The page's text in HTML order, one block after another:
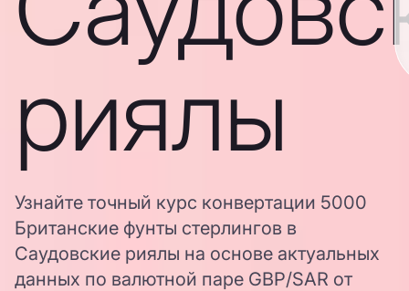
риялы
Узнайте точный курс конвертации 5000
Британские фунты стерлингов в
Саудовские риялы на основе актуальных
данных по валютной паре GBP/SAR от